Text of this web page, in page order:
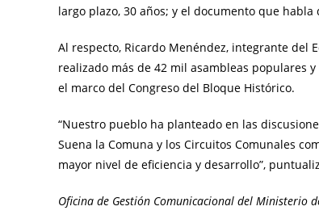
largo plazo, 30 años; y el documento que
Al respecto, Ricardo Menéndez, integrante del
realizado más de 42 mil asambleas populares
el marco del Congreso del Bloque Histórico.
“Nuestro pueblo ha planteado en las
Suena la Comuna y los Circuitos Comunales
mayor nivel de eficiencia y desarrollo”,
Oficina de Gestión Comunicacional del Ministerio